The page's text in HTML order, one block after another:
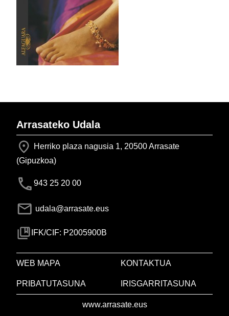
Arrasateko Udala
Herriko plaza nagusia 1, 20500 Arrasate
(Gipuzkoa)
943 25 20 00
udala@arrasate.eus
IFK/CIF: P2005900B
WEB MAPA KONTAKTUA
PRIBATUTASUNA IRISGARRITASUNA
www.arrasate.eus